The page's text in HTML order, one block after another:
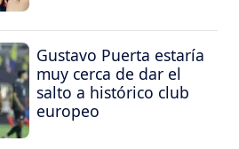
Gustavo Puerta estaría
muy cerca de dar el
salto a histórico club
europeo